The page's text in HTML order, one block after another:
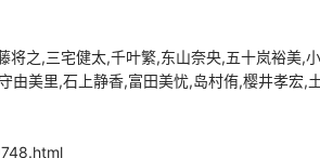
之,三宅健太,千叶繁,东山奈央,五十岚裕美,
美里,石上静香,富田美忧,岛村侑,樱井孝宏,土